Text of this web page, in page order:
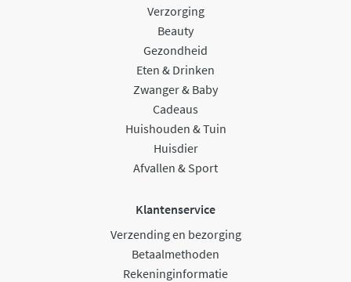
Verzorging
Beauty
Gezondheid
Eten & Drinken
Zwanger & Baby
Cadeaus
Huishouden & Tuin
Huisdier
Afvallen & Sport
Klantenservice
Verzending en bezorging
Betaalmethoden
Rekeninginformatie